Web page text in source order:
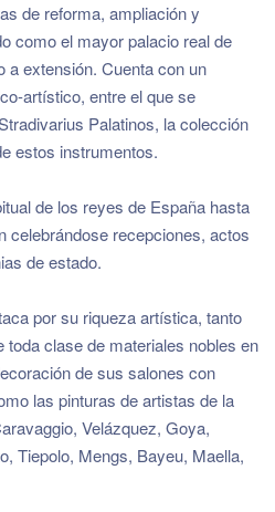
de reforma, ampliación y
como el mayor palacio real de
a extensión. Cuenta con un
artístico, entre el que se
Palatinos, la colección
estos instrumentos.
de los reyes de España hasta
celebrándose recepciones, actos
de estado.
por su riqueza artística, tanto
toda clase de materiales nobles en
de sus salones con
las pinturas de artistas de la
Velázquez, Goya,
Tiepolo, Mengs, Bayeu, Maella,